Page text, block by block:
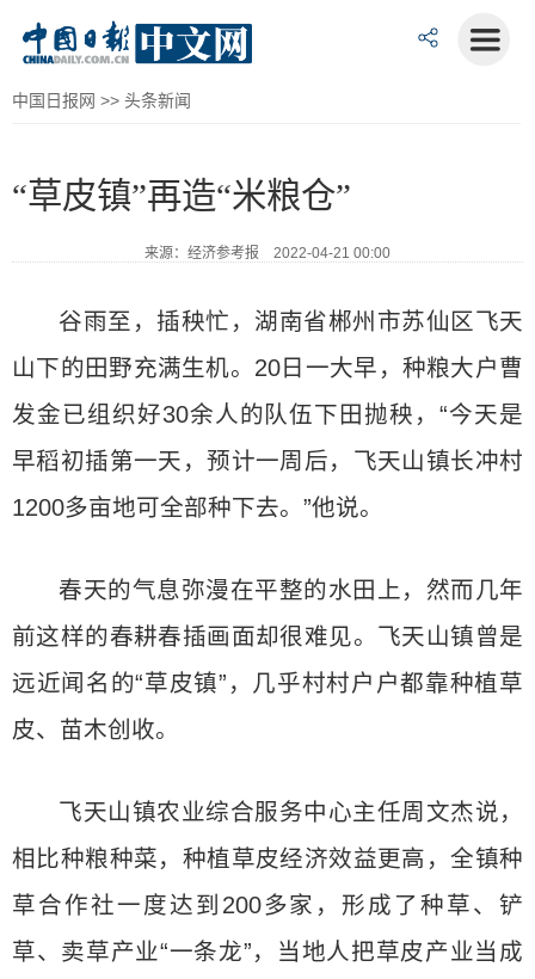
中国日报网 >> 头条新闻
“草皮镇”再造“米粮仓”
来源：经济参考报 2022-04-21 00:00
谷雨至，插秧忙，湖南省郴州市苏仙区飞天
山下的田野充满生机。20日一大早，种粮大户曹
发金已组织好30余人的队伍下田抛秧，“今天是
早稻初插第一天，预计一周后，飞天山镇长冲村
1200多亩地可全部种下去。”他说。
春天的气息弥漫在平整的水田上，然而几年
前这样的春耕春插画面却很难见。飞天山镇曾是
远近闻名的“草皮镇”，几乎村村户户都靠种植草
皮、苗木创收。
飞天山镇农业综合服务中心主任周文杰说，
相比种粮种菜，种植草皮经济效益更高，全镇种
草合作社一度达到200多家，形成了种草、铲
草、卖草产业“一条龙”，当地人把草皮产业当成